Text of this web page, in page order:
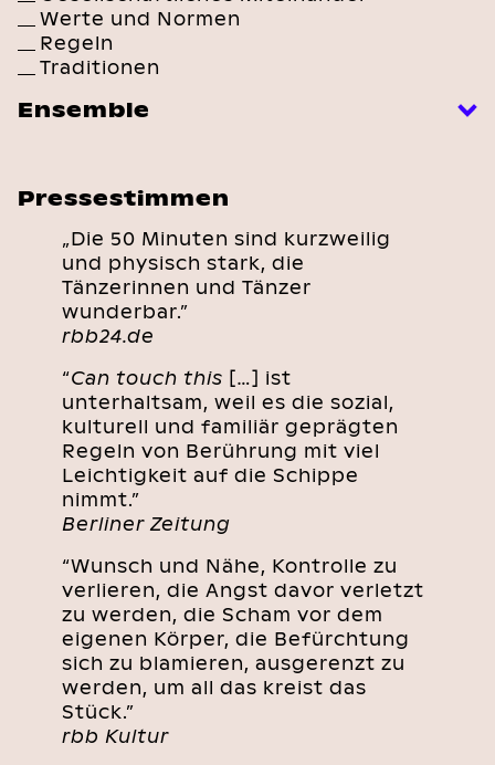
Werte und Normen
Regeln
Traditionen
Ensemble
Pressestimmen
„Die 50 Minuten sind kurzweilig
und physisch stark, die
Tänzerinnen und Tänzer
wunderbar.”
rbb24.de
“Can touch this […] ist
unterhaltsam, weil es die sozial,
kulturell und familiär geprägten
Regeln von Berührung mit viel
Leichtigkeit auf die Schippe
nimmt.”
Berliner Zeitung
“Wunsch und Nähe, Kontrolle zu
verlieren, die Angst davor verletzt
zu werden, die Scham vor dem
eigenen Körper, die Befürchtung
sich zu blamieren, ausgerenzt zu
werden, um all das kreist das
Stück.”
rbb Kultur